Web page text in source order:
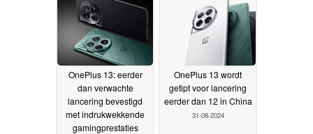
OnePlus 13: eerder
dan verwachte
lancering bevestigd
met indrukwekkende
gamingprestaties
OnePlus 13 wordt
getipt voor lancering
eerder dan 12 in China
31-08-2024